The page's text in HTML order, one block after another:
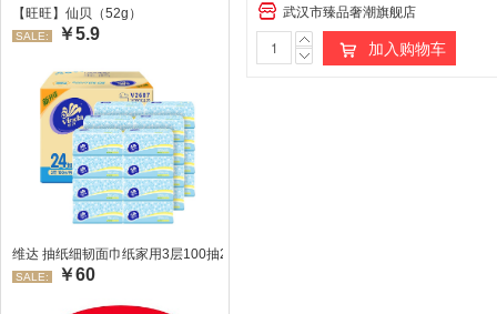
【旺旺】仙贝（52g）
SALE: ￥5.9
维达 抽纸细韧面巾纸家用3层100抽24包/箱 超值装 偏远地区不发货偏远地区:(含
SALE: ￥60
武汉市臻品奢潮旗舰店
加入购物车